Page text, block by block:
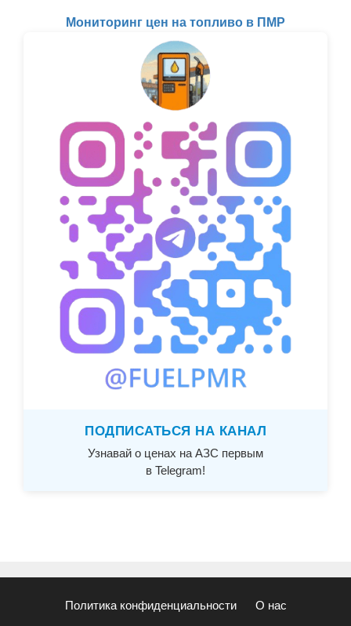
Мониторинг цен на топливо в ПМР
ПОДПИСАТЬСЯ НА КАНАЛ
Узнавай о ценах на АЗС первым
в Telegram!
Политика конфиденциальности О нас